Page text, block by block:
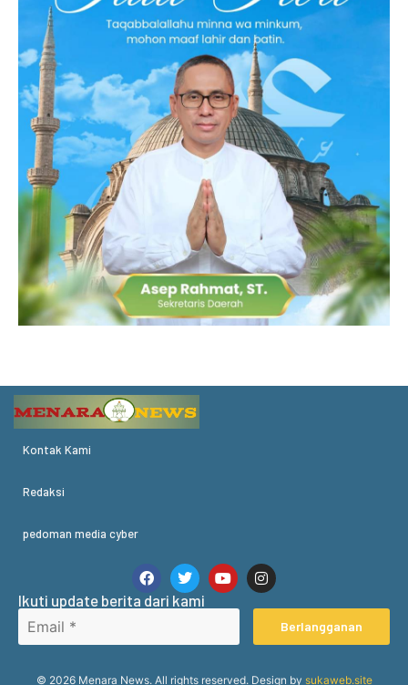
Kontak Kami
Redaksi
pedoman media cyber
Ikuti update berita dari kami
Berlangganan
© 2026 Menara News. All rights reserved. Design by sukaweb.site